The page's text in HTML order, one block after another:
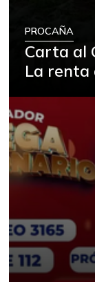
PROCAÑA
Carta al
La renta